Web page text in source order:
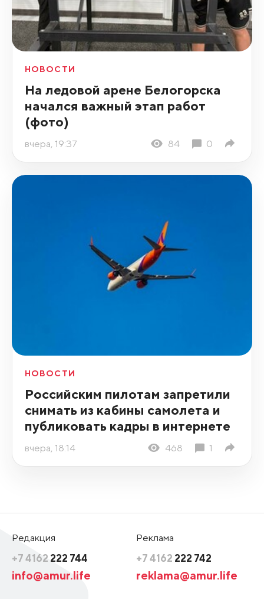
НОВОСТИ
На ледовой арене Белогорска
начался важный этап работ
(фото)
вчера, 19:37 84 0
НОВОСТИ
Российским пилотам запретили
снимать из кабины самолета и
публиковать кадры в интернете
вчера, 18:14 468 1
Редакция
+7 4162 222 744
info@amur.life
Реклама
+7 4162 222 742
reklama@amur.life